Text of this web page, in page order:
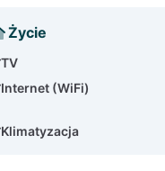
Życie
TV
Internet (WiFi)
Klimatyzacja